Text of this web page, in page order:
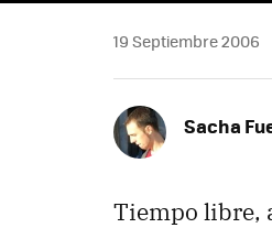
19 Septiembre 2006
Sacha
Tiempo libre,